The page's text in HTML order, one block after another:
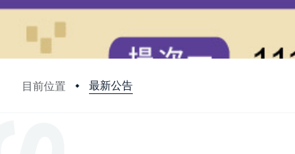
目前位置 最新公告